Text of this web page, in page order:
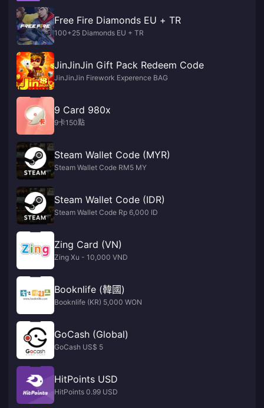
Free Fire Diamonds EU + TR
100+25 Diamonds EU + TR
JinJinJin Gift Pack Redeem Code
JinJinJin Firework Experence BAG
9 Card 980x
9卡150點
Steam Wallet Code (MYR)
Steam Wallet Code RM5 MY
Steam Wallet Code (IDR)
Steam Wallet Code Rp 6,000 ID
Zing Card (VN)
Zing Xu - 10,000 VND
Booknlife (韓國)
Booknlife (KR) 5,000 WON
GoCash (Global)
GoCash US$ 5
HitPoints USD
HitPoints 0.99 USD